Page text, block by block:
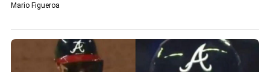
Mario Figueroa